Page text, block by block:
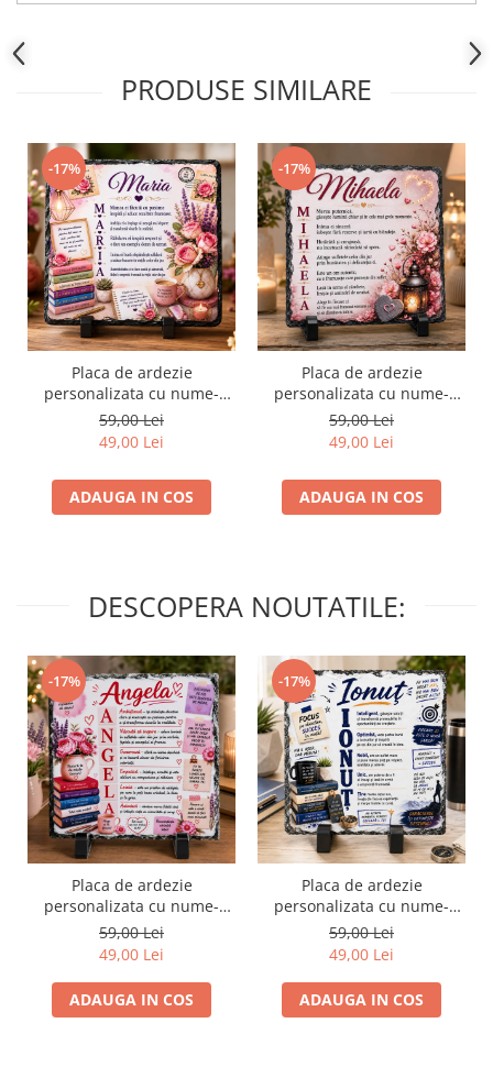
PRODUSE SIMILARE
-17%
Placa de ardezie
personalizata cu nume-
Maria
59,00 Lei
49,00 Lei
ADAUGA IN COS
-17%
Placa de ardezie
personalizata cu nume-
Mihaela
59,00 Lei
49,00 Lei
ADAUGA IN COS
DESCOPERA NOUTATILE:
-17%
Placa de ardezie
personalizata cu nume-
Angela
59,00 Lei
49,00 Lei
ADAUGA IN COS
-17%
Placa de ardezie
personalizata cu nume-
Ionut
59,00 Lei
49,00 Lei
ADAUGA IN COS